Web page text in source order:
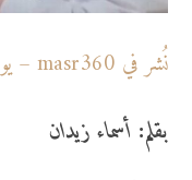
نُشر في masr360 – يونيو 2021
بقلم: أسماء زيدان